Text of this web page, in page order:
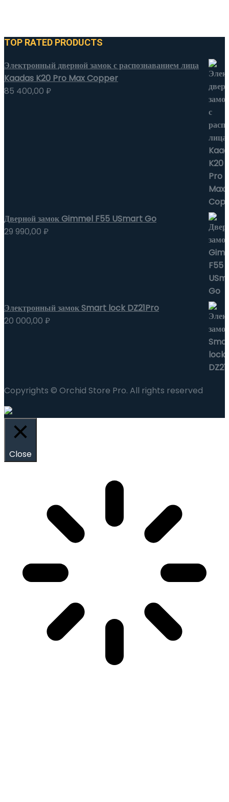
TOP RATED PRODUCTS
Электронный дверной замок с распознаванием лица
Kaadas K20 Pro Max Copper
85 400,00 ₽
Дверной замок Gimmel F55 USmart Go
29 990,00 ₽
Электронный замок Smart lock DZ21Pro
20 000,00 ₽
Copyrights © Orchid Store Pro. All rights reserved
Close